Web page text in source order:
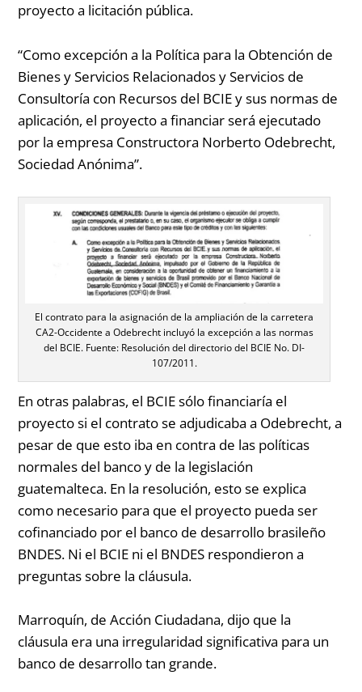
proyecto a licitación pública.
“Como excepción a la Política para la Obtención de
Bienes y Servicios Relacionados y Servicios de
Consultoría con Recursos del BCIE y sus normas de
aplicación, el proyecto a financiar será ejecutado
por la empresa Constructora Norberto Odebrecht,
Sociedad Anónima”.
El contrato para la asignación de la ampliación de la carretera
CA2-Occidente a Odebrecht incluyó la excepción a las normas
del BCIE. Fuente: Resolución del directorio del BCIE No. DI-
107/2011.
En otras palabras, el BCIE sólo financiaría el
proyecto si el contrato se adjudicaba a Odebrecht, a
pesar de que esto iba en contra de las políticas
normales del banco y de la legislación
guatemalteca. En la resolución, esto se explica
como necesario para que el proyecto pueda ser
cofinanciado por el banco de desarrollo brasileño
BNDES. Ni el BCIE ni el BNDES respondieron a
preguntas sobre la cláusula.
Marroquín, de Acción Ciudadana, dijo que la
cláusula era una irregularidad significativa para un
banco de desarrollo tan grande.